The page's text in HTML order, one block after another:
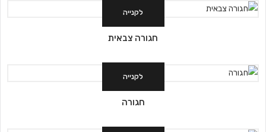
לקנייה
חגורה צבאית
לקנייה
חגורה